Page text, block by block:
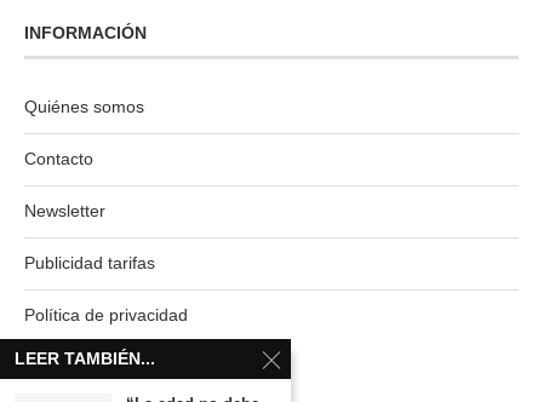
INFORMACIÓN
Quiénes somos
Contacto
Newsletter
Publicidad tarifas
Política de privacidad
LEER TAMBIÉN...